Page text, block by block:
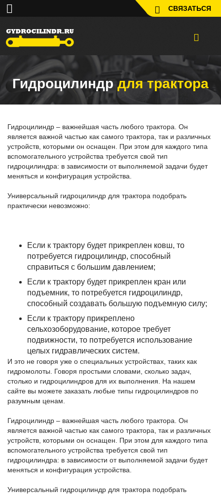
СВЯЗАТЬСЯ
Гидроцилиндрдля трактора
Гидроцилиндр – важнейшая часть любого трактора. Он
является важной частью как самого трактора, так и различных
устройств, которыми он оснащен. При этом для каждого типа
вспомогательного устройства требуется свой тип
гидроцилиндра: в зависимости от выполняемой задачи будет
меняться и конфигурация устройства.
Универсальный гидроцилиндр для трактора подобрать
практически невозможно:
Если к трактору будет прикреплен ковш, то
потребуется гидроцилиндр, способный
справиться с большим давлением;
Если к трактору будет прикреплен кран или
подъемник, то потребуется гидроцилиндр,
способный создавать большую подъемную силу;
Если к трактору прикреплено
сельхозоборудование, которое требует
подвижности, то потребуется использование
целых гидравлических систем.
И это не говоря уже о специальных устройствах, таких как
гидромолоты. Говоря простыми словами, сколько задач,
столько и гидроцилиндров для их выполнения. На нашем
сайте вы можете заказать любые типы гидроцилиндров по
разумным ценам.
Гидроцилиндр – важнейшая часть любого трактора. Он
является важной частью как самого трактора, так и различных
устройств, которыми он оснащен. При этом для каждого типа
вспомогательного устройства требуется свой тип
гидроцилиндра: в зависимости от выполняемой задачи будет
меняться и конфигурация устройства.
Универсальный гидроцилиндр для трактора подобрать